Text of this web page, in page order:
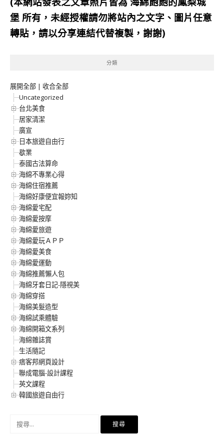
堡 所有，未經授權請勿將站內之文字、圖片任意
轉貼，請以分享連結代替複製，謝謝)
分類
展開全部 | 收合全部
Uncategorized
台北美食
居家清潔
廣宣
日本旅遊自由行
歇業
泰國古法算命
海綿不專業心得
海綿住宿推薦
海綿好康便宜報妳知
海綿愛宅配
海綿愛按摩
海綿愛旅遊
海綿愛玩ＡＰＰ
海綿愛美食
海綿愛運動
海綿推薦懶人包
海綿牙套日記-隱視美
海綿穿搭
海綿美髮造型
海綿試乘體驗
海綿開箱文系列
海綿雜誌賞
生活隨記
痞客邦網頁設計
聯成電腦-設計課程
英文課程
韓國旅遊自由行